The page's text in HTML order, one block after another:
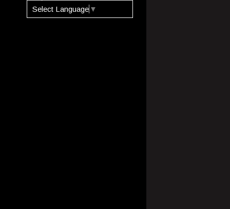
Select Language ▼